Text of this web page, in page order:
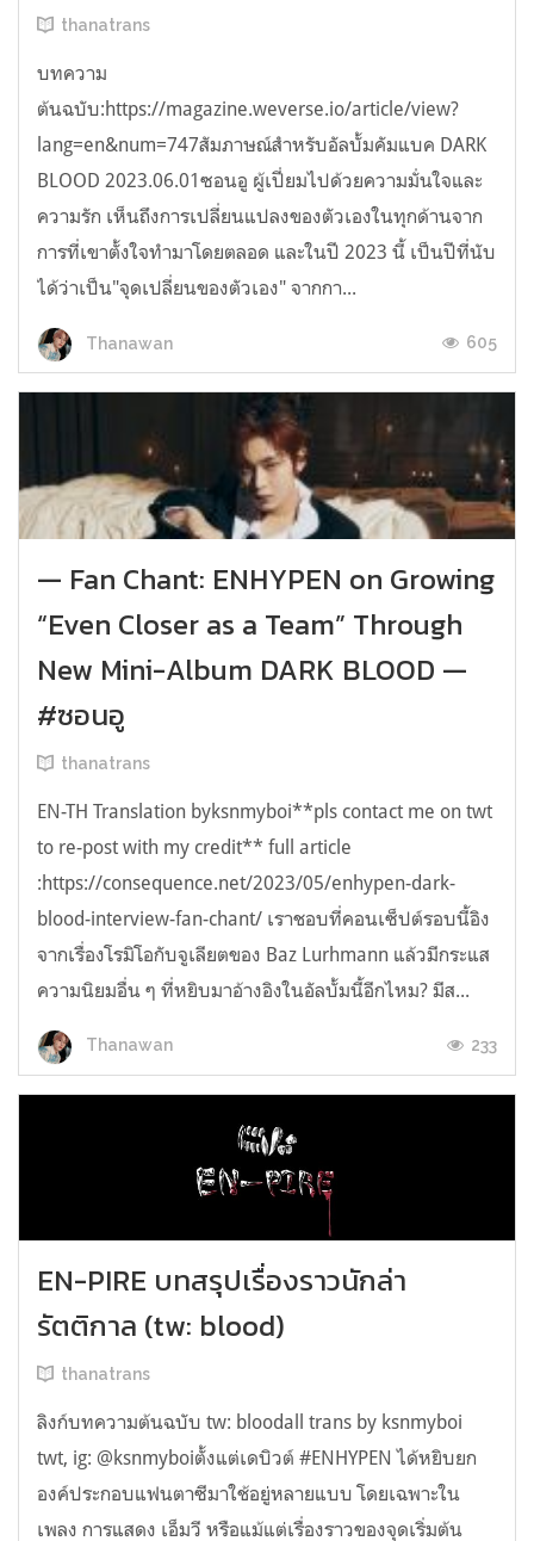
thanatrans
บทความ
ต้นฉบับ:https://magazine.weverse.io/article/view?
lang=en&num=747สัมภาษณ์สำหรับอัลบั้มคัมแบค DARK
BLOOD 2023.06.01ซอนอู ผู้เปี่ยมไปด้วยความมั่นใจและ
ความรัก เห็นถึงการเปลี่ยนแปลงของตัวเองในทุกด้านจาก
การที่เขาตั้งใจทำมาโดยตลอด และในปี 2023 นี้ เป็นปีที่นับ
ได้ว่าเป็น"จุดเปลี่ยนของตัวเอง" จากกา...
Thanawan 605
— Fan Chant: ENHYPEN on Growing
“Even Closer as a Team” Through
New Mini-Album DARK BLOOD —
#ซอนอู
thanatrans
EN-TH Translation byksnmyboi**pls contact me on twt
to re-post with my credit** full article
:https://consequence.net/2023/05/enhypen-dark-
blood-interview-fan-chant/ เราชอบที่คอนเซ็ปต์รอบนี้อิง
จากเรื่องโรมิโอกับจูเลียตของ Baz Lurhmann แล้วมีกระแส
ความนิยมอื่น ๆ ที่หยิบมาอ้างอิงในอัลบั้มนี้อีกไหม? มีส...
Thanawan 233
EN-PIRE บทสรุปเรื่องราวนักล่า
รัตติกาล (tw: blood)
thanatrans
ลิงก์บทความต้นฉบับ tw: bloodall trans by ksnmyboi
twt, ig: @ksnmyboiตั้งแต่เดบิวต์ #ENHYPEN ได้หยิบยก
องค์ประกอบแฟนตาซีมาใช้อยู่หลายแบบ โดยเฉพาะใน
เพลง การแสดง เอ็มวี หรือแม้แต่เรื่องราวของจุดเริ่มต้น